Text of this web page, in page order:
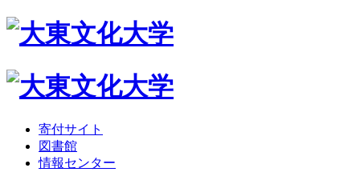
寄付サイト
図書館
情報センター